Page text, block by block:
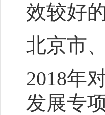
效较好
北京市
2018年
发展专